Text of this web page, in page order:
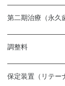
第二期治療（永久
調整料
保定装置（リテー